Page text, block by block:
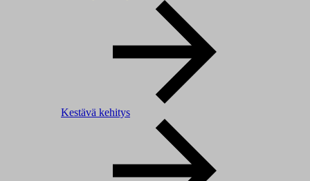
Kestävä kehitys